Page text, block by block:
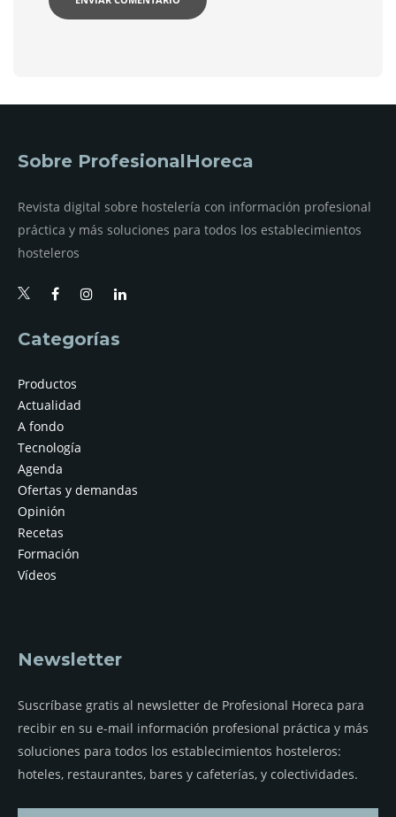
Sobre ProfesionalHoreca
Revista digital sobre hostelería con información profesional
práctica y más soluciones para todos los establecimientos
hosteleros
Categorías
Productos
Actualidad
A fondo
Tecnología
Agenda
Ofertas y demandas
Opinión
Recetas
Formación
Vídeos
Newsletter
Suscríbase gratis al newsletter de Profesional Horeca para
recibir en su e-mail información profesional práctica y más
soluciones para todos los establecimientos hosteleros:
hoteles, restaurantes, bares y cafeterías, y colectividades.